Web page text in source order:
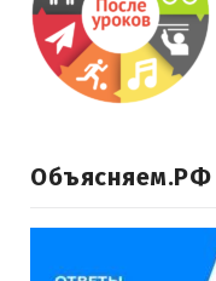
Объясняем.РФ